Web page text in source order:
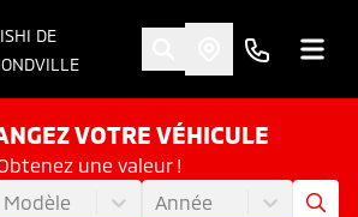
DE
VOTRE VÉHICULE
une valeur !
Modèle Année